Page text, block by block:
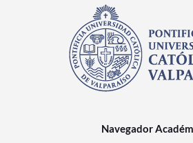
Navegador